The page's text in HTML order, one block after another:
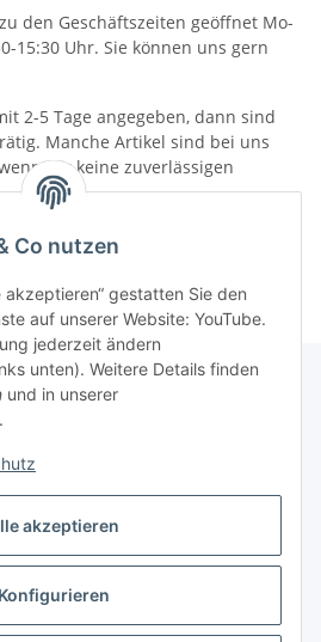
akzeptieren
Konfigurieren
Co nutzen
akzeptieren“ gestatten Sie den
auf unserer Website: YouTube.
jederzeit ändern
unten). Weitere Details finden
und in unserer
.
den Geschäftszeiten geöffnet Mo-
15:30 Uhr. Sie können uns gern
2-5 Tage angegeben, dann sind
Manche Artikel sind bei uns
wir keine zuverlässigen
widerrufen